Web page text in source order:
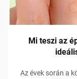
Mi teszi az
Az évek során a